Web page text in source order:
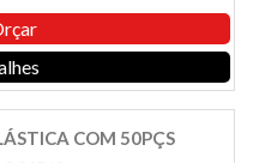
COM 50PÇS